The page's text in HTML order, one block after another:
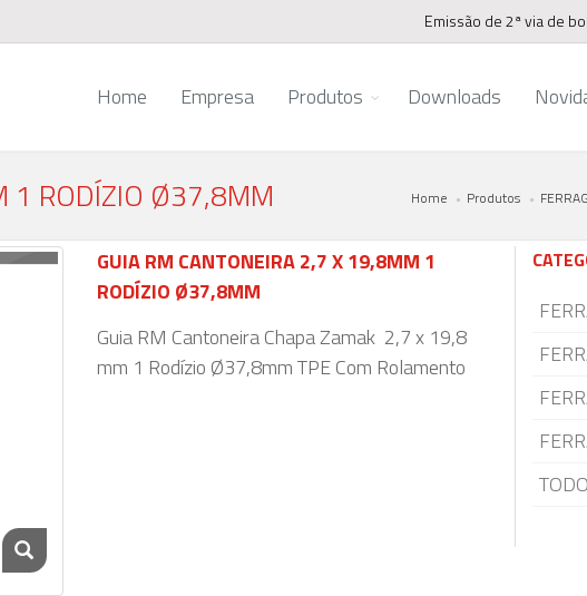
Emissão de 2ª via de
Home Empresa Produtos Downloads
1 RODÍZIO Ø37,8MM Home Produtos
GUIA RM CANTONEIRA 2,7 X 19,8MM 1
RODÍZIO Ø37,8MM
Guia RM Cantoneira Chapa Zamak 2,7 x 19,8
mm 1 Rodízio Ø37,8mm TPE Com Rolamento